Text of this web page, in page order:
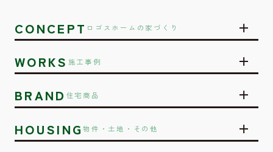
CONCEPT ロゴスホームの家づくり
WORKS 施工事例
BRAND 住宅商品
HOUSING物件・土地・その他